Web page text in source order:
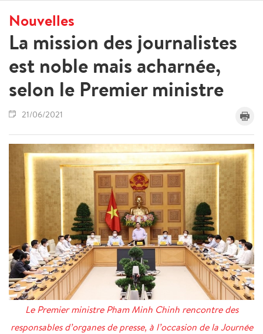
Nouvelles
La mission des journalistes
est noble mais acharnée,
selon le Premier ministre
21/06/2021
Le Premier ministre Pham Minh Chinh rencontre des
responsables d’organes de presse, à l’occasion de la Journée